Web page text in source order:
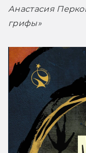
Анастасия
грифы»